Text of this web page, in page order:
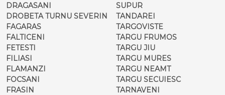
DRAGASANI
DROBETA TURNU SEVERIN
FAGARAS
FALTICENI
FETESTI
FILIASI
FLAMANZI
FOCSANI
FRASIN
SUPUR
TANDAREI
TARGOVISTE
TARGU FRUMOS
TARGU JIU
TARGU MURES
TARGU NEAMT
TARGU SECUIESC
TARNAVENI